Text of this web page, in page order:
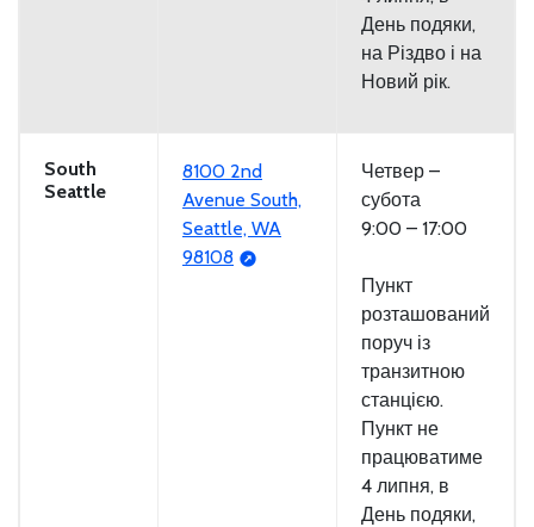
День подяки,
на Різдво і на
Новий рік.
South
Seattle
8100 2nd
Avenue South,
Seattle, WA
98108
Четвер –
субота
9:00 – 17:00
Пункт
розташований
поруч із
транзитною
станцією.
Пункт не
працюватиме
4 липня, в
День подяки,